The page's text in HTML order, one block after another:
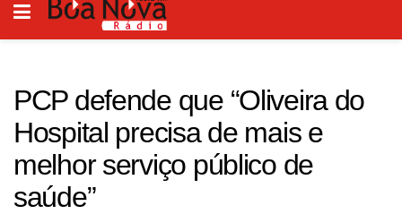
PCP defende que “Oliveira do
Hospital precisa de mais e
melhor serviço público de
saúde”